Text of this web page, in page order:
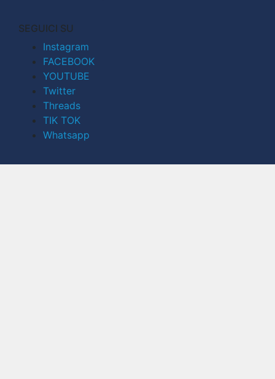
SEGUICI SU
Instagram
FACEBOOK
YOUTUBE
Twitter
Threads
TIK TOK
Whatsapp